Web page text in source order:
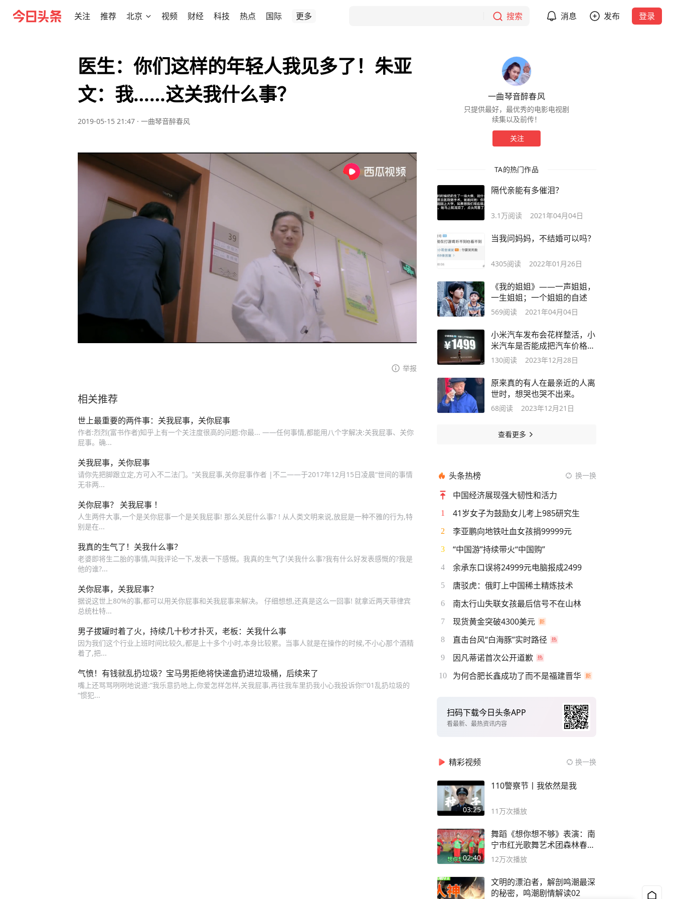
关注 推荐 北京 视频 财经 科技 热点 国际 更多 搜索 消息 发布 登录
医生：你们这样的年轻人我见多了！朱亚
文：我……这关我什么事？
2019-05-15 21:47 · 一曲琴音醉春风
举报
相关推荐
世上最重要的两件事：关我屁事，关你屁事
作者:烈烈(富书作者)知乎上有一个关注度很高的问题:你最... ——任何事情,都能用八个字解决:关我屁事、关你
屁事。确...
关我屁事，关你屁事
请你先把脚跟立定,方可入不二法门。”关我屁事,关你屁事作者 |不二——于2017年12月15日凌晨“世间的事情
无非两...
关你屁事？ 关我屁事 ！
人生两件大事,一个是关你屁事一个是关我屁事! 那么关屁什么事? ! 从人类文明来说,放屁是一种不雅的行为,特
别是在...
​我真的生气了！关我什么事？
老婆即将生二胎的事情,叫我评论一下,发表一下感慨。我真的生气了!关我什么事?我有什么好发表感慨的?我是
他的谁?...
关你屁事，关我屁事？
据说这世上80%的事,都可以用关你屁事和关我屁事来解决。 仔细想想,还真是这么一回事! 就拿近两天菲律宾
总统杜特...
男子拔罐时着了火，持续几十秒才扑灭，老板：关我什么事
因为我们这个行业上班时间比较久,都是上十多个小时,本身比较累。当事人就是在操作的时候,不小心那个酒精
着了,把...
气愤！有钱就乱扔垃圾？宝马男拒绝将快递盒扔进垃圾桶，后续来了
嘴上还骂骂咧咧地说道:“我乐意扔地上,你爱怎样怎样,关我屁事,再往我车里扔我小心我投诉你!”01乱扔垃圾的
“惯犯...
一曲琴音醉春风
只提供最好，最优秀的电影电视剧
续集以及前传！
关注
TA的热门作品
隔代亲能有多催泪？
3.1万阅读 2021年04月04日
当我问妈妈，不结婚可以吗？
4305阅读 2022年01月26日
《我的姐姐》——一声姐姐，
一生姐姐；一个姐姐的自述
569阅读 2021年04月04日
小米汽车发布会花样整活，小
米汽车是否能成把汽车价格打
下来？
130阅读 2023年12月28日
原来真的有人在最亲近的人离
世时，想哭也哭不出来。
68阅读 2023年12月21日
查看更多
头条热榜 换一换
中国经济展现强大韧性和活力
1 41岁女子为鼓励女儿考上985研究生
2 李亚鹏向地铁吐血女孩捐99999元
3 “中国游”持续带火“中国购”
4 余承东口误将24999元电脑报成2499
5 唐驳虎：俄盯上中国稀土精炼技术
6 南太行山失联女孩最后信号不在山林
7 现货黄金突破4300美元
8 直击台风“白海豚”实时路径
9 因凡蒂诺首次公开道歉
10 为何合肥长鑫成功了而不是福建晋华
扫码下载今日头条APP
看最新、最热资讯内容
精彩视频 换一换
03:25
110警察节丨我依然是我
11万次播放
02:40
舞蹈《想你想不够》表演：南
宁市红光歌舞艺术团森林春红
舞蹈队。
12万次播放
文明的漂泊者，解剖鸣潮最深
的秘密，鸣潮剧情解读02